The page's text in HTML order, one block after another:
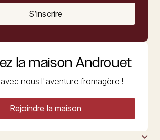
S’inscrire
la maison Androuet
nous l'aventure fromagère !
Rejoindre la maison